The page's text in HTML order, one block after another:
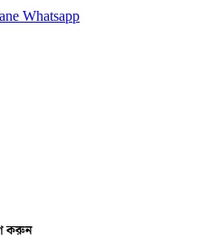
Whatsapp
করুন